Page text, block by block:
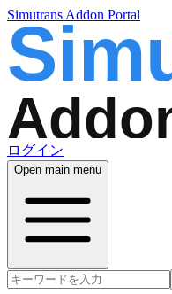
Simutrans Addon Portal
ログイン
Open main menu